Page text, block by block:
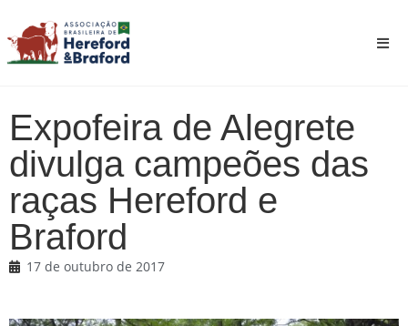
Expofeira de Alegrete
divulga campeões das
raças Hereford e
Braford
17 de outubro de 2017